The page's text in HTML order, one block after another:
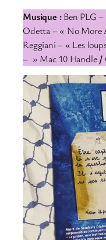
Musique :Ben PLG
Odetta – « No More
Reggiani – « Les
– » Mac 10 Handle/